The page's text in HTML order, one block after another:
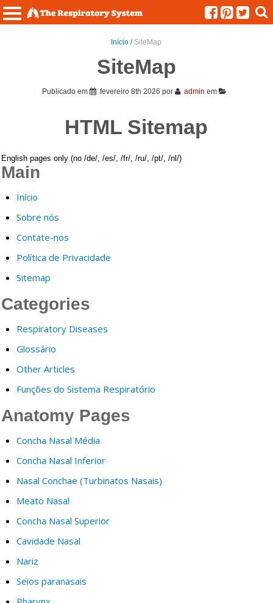
Início / SiteMap
SiteMap
Publicado em fevereiro 8th 2026 por admin em
HTML Sitemap
English pages only (no /de/, /es/, /fr/, /ru/, /pt/, /nl/)
Main
Início
Sobre nós
Contate-nos
Política de Privacidade
Sitemap
Categories
Respiratory Diseases
Glossário
Other Articles
Funções do Sistema Respiratório
Anatomy Pages
Concha Nasal Média
Concha Nasal Inferior
Nasal Conchae (Turbinatos Nasais)
Meato Nasal
Concha Nasal Superior
Cavidade Nasal
Nariz
Seios paranasais